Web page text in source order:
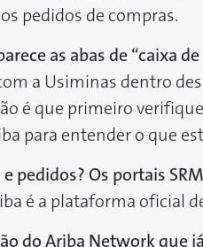
pedidos de compras.
as abas de “caixa de
a Usiminas dentro
é que primeiro
para entender o que
Os portais
é a plataforma oficial
do Ariba Network que